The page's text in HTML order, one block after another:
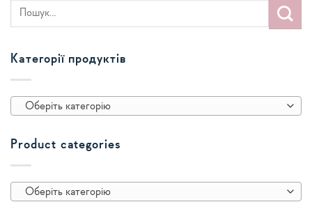
Категорії продуктів
Оберіть категорію
Product categories
Оберіть категорію